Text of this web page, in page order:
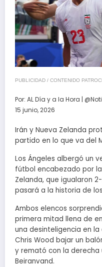
PUBLICIDAD / CONTENIDO
Por: AL Día y a la Hora |
15 junio, 2026
Irán y Nueva Zelanda
partido en lo que va del
Los Ángeles albergó un
fútbol encabezado por
Zelanda, que igualaron
pasará a la historia de
Ambos elencos
primera mitad llena de
una desinteligencia en
Chris Wood bajar un
y remató con la
Beiranvand.